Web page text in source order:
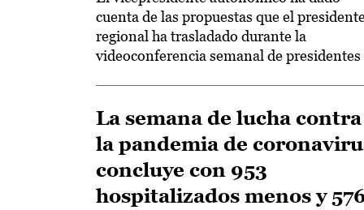
cuenta de las propuestas que el
regional ha trasladado durante la
videoconferencia semanal de presidentes
La semana de lucha contra
la pandemia de
concluye con 953
hospitalizados menos y